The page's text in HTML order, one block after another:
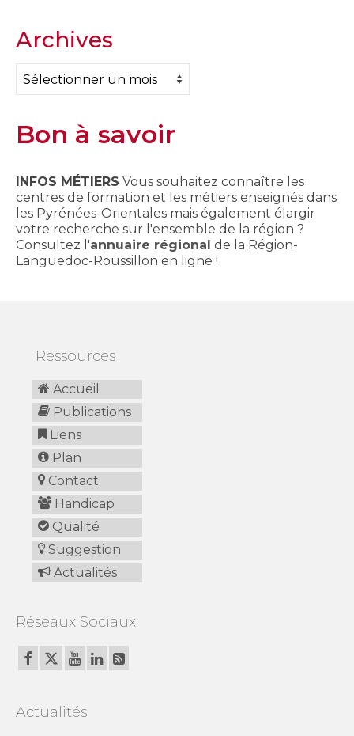
Archives
Archives
Bon à savoir
INFOS MÉTIERS Vous souhaitez connaître les
centres de formation et les métiers enseignés dans
les Pyrénées-Orientales mais également élargir
votre recherche sur l'ensemble de la région ?
Consultez l'annuaire régional de la Région-
Languedoc-Roussillon en ligne !
Ressources
Accueil
Publications
Liens
Plan
Contact
Handicap
Qualité
Suggestion
Actualités
Réseaux Sociaux
Actualités